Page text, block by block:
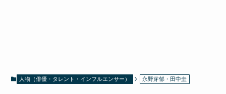
人物（俳優・タレント・インフルエンサー） 永野芽郁・田中圭